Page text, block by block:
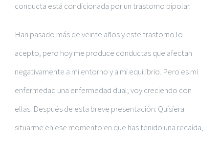
conducta está condicionada por un trastorno bipolar.
Han pasado más de veinte años y este trastorno lo
acepto, pero hoy me produce conductas que afectan
negativamente a mi entorno y a mi equilibrio. Pero es mi
enfermedad una enfermedad dual; voy creciendo con
ellas. Después de esta breve presentación. Quisiera
situarme en ese momento en que has tenido una recaída,